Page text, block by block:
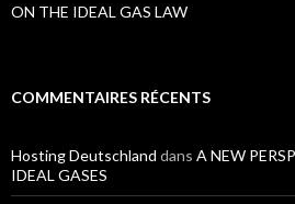
ON THE IDEAL GAS LAW
COMMENTAIRES RÉCENTS
Hosting Deutschland dans A NEW
IDEAL GASES